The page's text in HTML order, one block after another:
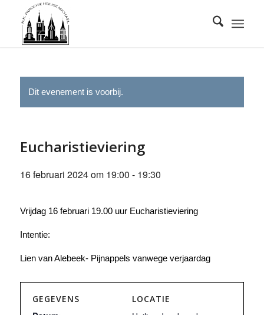
Dit evenement is voorbij.
Eucharistieviering
16 februari 2024 om 19:00 - 19:30
Vrijdag 16 februari 19.00 uur Eucharistieviering
Intentie:
Lien van Alebeek- Pijnappels vanwege verjaardag
GEGEVENS LOCATIE